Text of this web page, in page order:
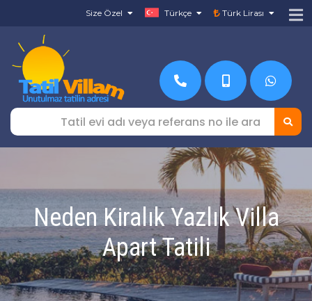
Size Özel Türkçe Türk Lirası
Neden Kiralık Yazlık Villa
Apart Tatili